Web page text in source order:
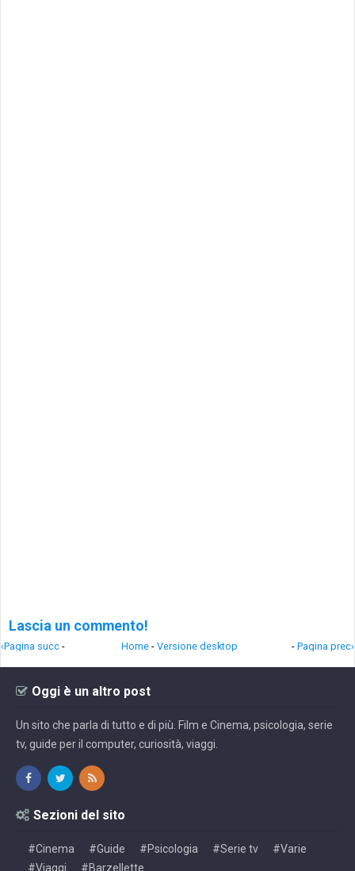
Lascia un commento!
‹Pagina succ - - Pagina prec›
Home - Versione desktop
Oggi è un altro post
Un sito che parla di tutto e di più. Film e Cinema, psicologia, serie
tv, guide per il computer, curiosità, viaggi.
Sezioni del sito
#Cinema #Guide #Psicologia #Serie tv
#Varie
#Viaggi
#Barzellette